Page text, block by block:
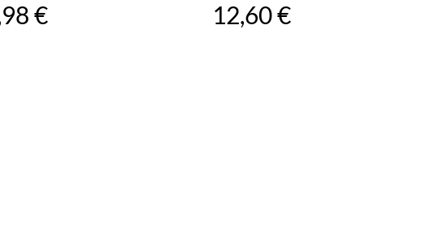
€ 12,60 €